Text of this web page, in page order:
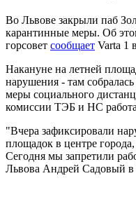
Во Львове закрыли паб
карантинные меры. Об
горсовет сообщает Varta 1
Накануне на летней
нарушения - там
меры социального
комиссии ТЭБ и НС
"Вчера зафиксировали
площадок в центре
Сегодня мы запретили
Львова Андрей Садовый в